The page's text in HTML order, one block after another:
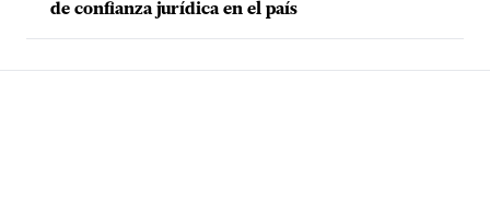
de confianza jurídica en el país